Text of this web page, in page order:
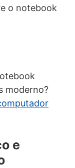
o notebook
moderno?
e